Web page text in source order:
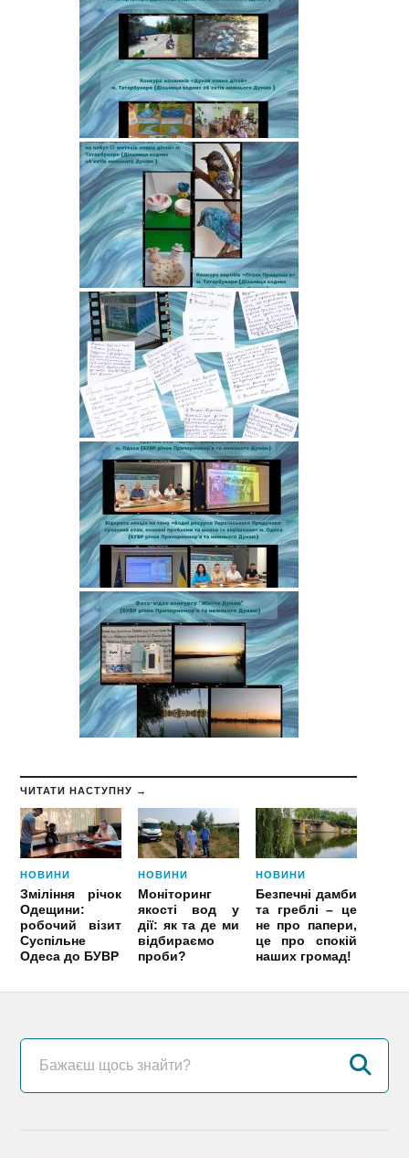
ЧИТАТИ НАСТУПНУ →
НОВИНИ
Зміління річок
Одещини:
робочий візит
Суспільне
Одеса до БУВР
НОВИНИ
Моніторинг
якості вод у
дії: як та де ми
відбираємо
проби?
НОВИНИ
Безпечні дамби
та греблі – це
не про папери,
це про спокій
наших громад!